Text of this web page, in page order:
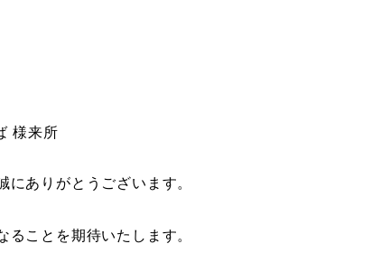
様来所
ありがとうございます。
ことを期待いたします。